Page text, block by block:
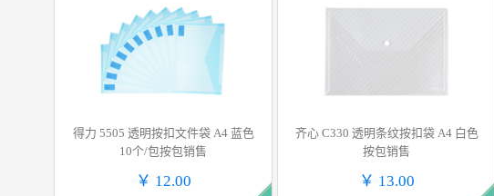
得力 5505 透明按扣文件袋 A4 蓝色
10个/包按包销售
￥ 12.00
齐心 C330 透明条纹按扣袋 A4 白色
按包销售
￥ 13.00